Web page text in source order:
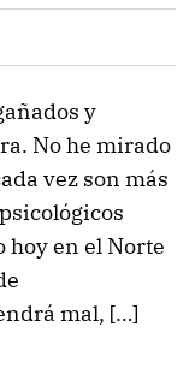
y
No he mirado
vez son más
hoy en el Norte
mal, […]